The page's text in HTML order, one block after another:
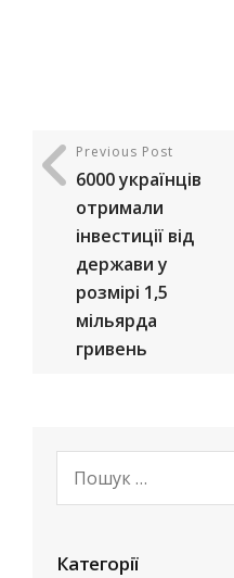
Previous Post
6000 українців
отримали
інвестиції від
держави у
розмірі 1,5
мільярда
гривень
Категорії